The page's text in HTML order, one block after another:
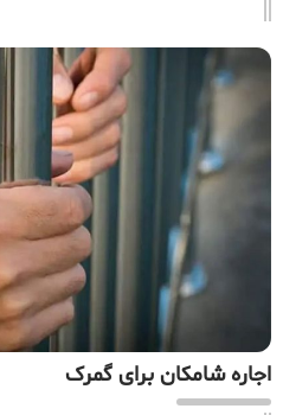
اجاره شامکان برای گمرک